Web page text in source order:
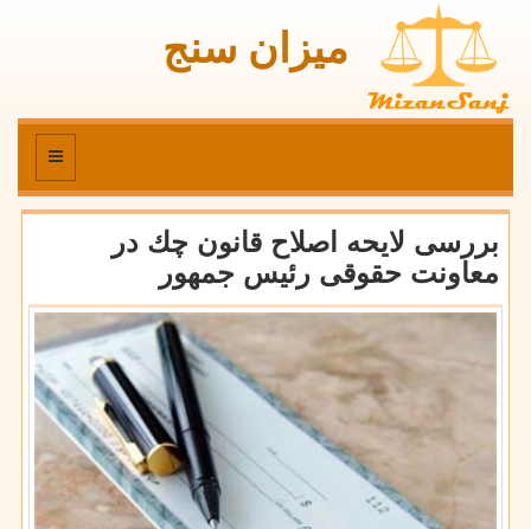
میزان سنج
منو
بررسی لایحه اصلاح قانون چك در
معاونت حقوقی رئیس جمهور